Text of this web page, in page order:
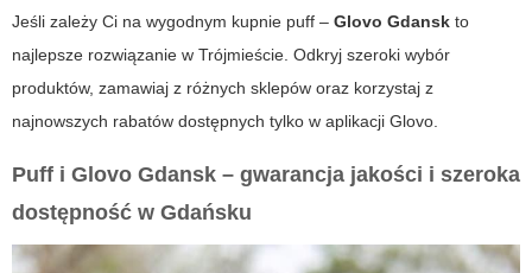
Jeśli zależy Ci na wygodnym kupnie puff – Glovo Gdansk to
najlepsze rozwiązanie w Trójmieście. Odkryj szeroki wybór
produktów, zamawiaj z różnych sklepów oraz korzystaj z
najnowszych rabatów dostępnych tylko w aplikacji Glovo.
Puff i Glovo Gdansk – gwarancja jakości i szeroka
dostępność w Gdańsku